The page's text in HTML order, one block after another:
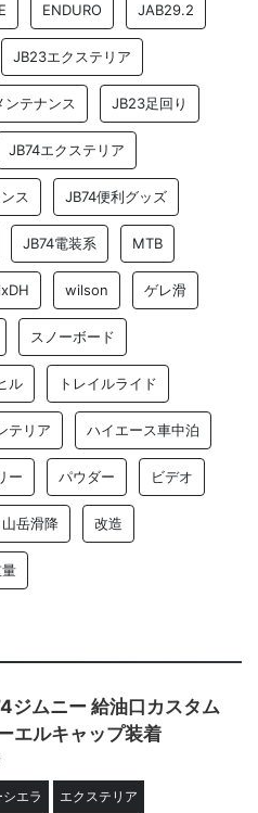
ENDURO JAB29.2
JB23エクステリア
ンテナンス JB23足回り
JB74エクステリア
ス JB74便利グッズ
JB74電装系 MTB
wilson ゲレ滑
スノーボード
ル トレイルライド
テリア ハイエース車中泊
ー パウダー ビデオ
山岳滑降 改造
ムニー 給油口カスタム
エルキャップ装着
エラ エクステリア